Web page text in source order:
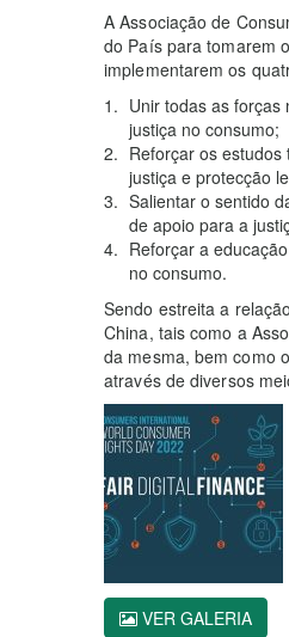
A Associação de
do País para tomarem
implementarem os
Unir todas as
justiça no consumo;
Reforçar os
justiça e protecção
Salientar o sentido
de apoio para a
Reforçar a
no consumo.
Sendo estreita a
China, tais como a
da mesma, bem como
através de diversos
VER GALERIA